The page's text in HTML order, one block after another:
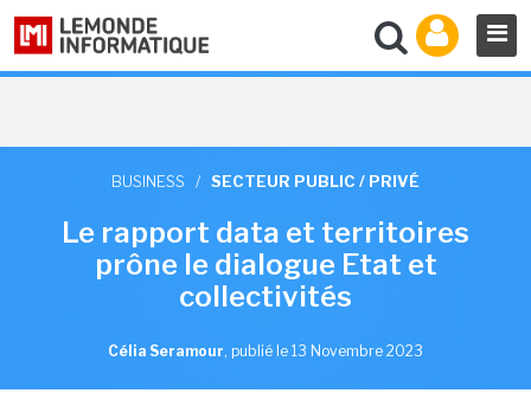
BUSINESS / SECTEUR PUBLIC / PRIVÉ
Le rapport data et territoires
prône le dialogue Etat et
collectivités
Célia Seramour, publié le 13 Novembre 2023